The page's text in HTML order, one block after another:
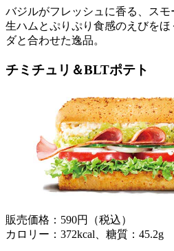
バジルがフレッシュに香る、ス
生ハムとぷりぷり食感のえびをほ
ダと合わせた逸品。
チミチュリ＆BLTポテト
販売価格：590円（税込）
カロリー：372kcal、糖質：45.2g